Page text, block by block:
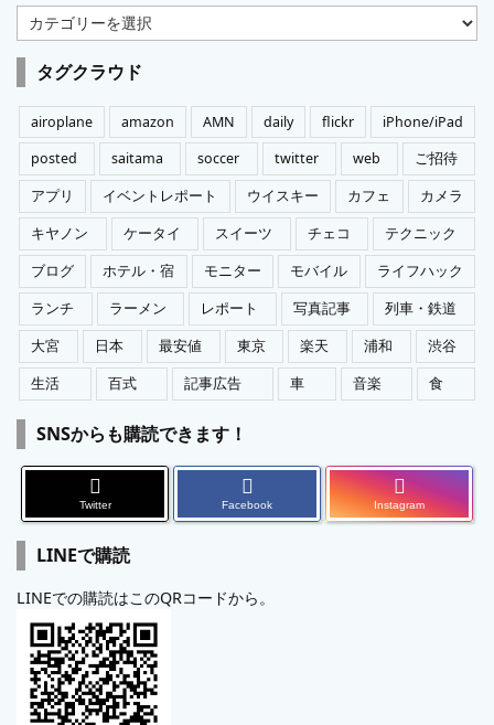
カ
テ
ゴ
リ
ー
タグクラウド
airoplane amazon AMN daily flickr
iPhone/iPad
posted
saitama soccer twitter web
ご招待
アプリ
イベントレポート ウイスキー カフェ
カメラ
キヤノン
ケータイ スイーツ チェコ
テクニック
ブログ
ホテル・宿 モニター モバイル
ライフハック
ランチ
ラーメン レポート 写真記事
列車・鉄道
大宮
日本 最安値 東京 楽天 浦和
渋谷
生活
百式 記事広告 車 音楽 食
SNSからも購読できます！
Twitter Facebook Instagram
LINEで購読
LINEでの購読はこのQRコードから。